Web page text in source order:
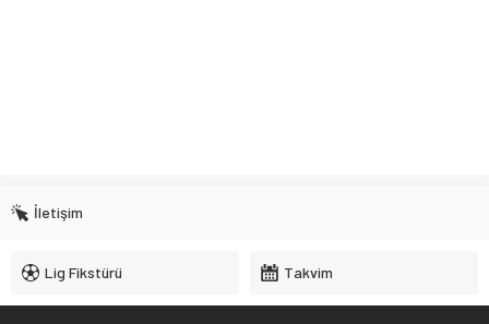
İletişim
Lig Fikstürü Takvim